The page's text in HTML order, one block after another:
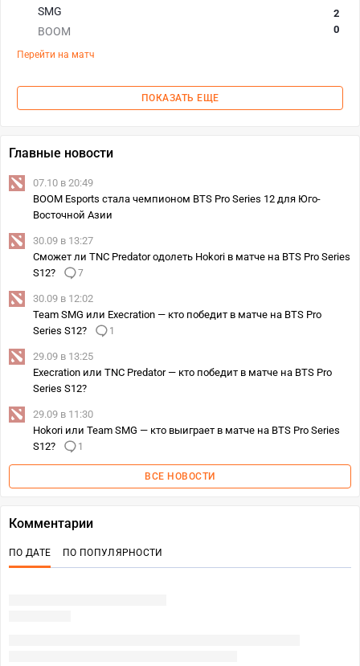
SMG
BOOM
2
0
Перейти на матч
ПОКАЗАТЬ ЕЩЕ
Главные новости
07.10 в 20:49
BOOM Esports стала чемпионом BTS Pro Series 12 для Юго-
Восточной Азии
30.09 в 13:27
Сможет ли TNC Predator одолеть Hokori в матче на BTS Pro Series
S12?
7
30.09 в 12:02
Team SMG или Execration — кто победит в матче на BTS Pro
Series S12?
1
29.09 в 13:25
Execration или TNC Predator — кто победит в матче на BTS Pro
Series S12?
29.09 в 11:30
Hokori или Team SMG — кто выиграет в матче на BTS Pro Series
S12?
1
ВСЕ НОВОСТИ
Комментарии
ПО ДАТЕ ПО ПОПУЛЯРНОСТИ